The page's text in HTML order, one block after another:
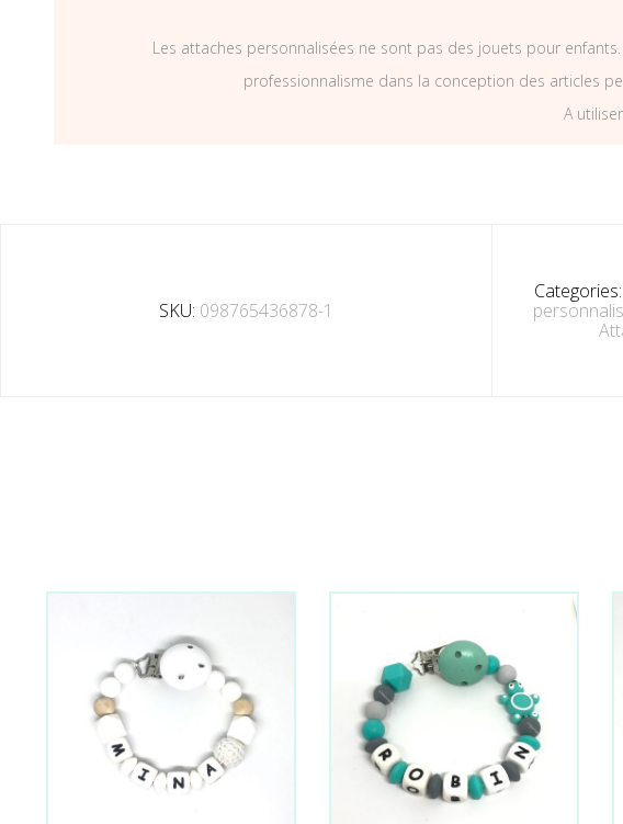
Les attaches personnalisées ne sont pas des jouets pour
professionnalisme dans la conception des articles
A
SKU: 098765436878-1
Categories: